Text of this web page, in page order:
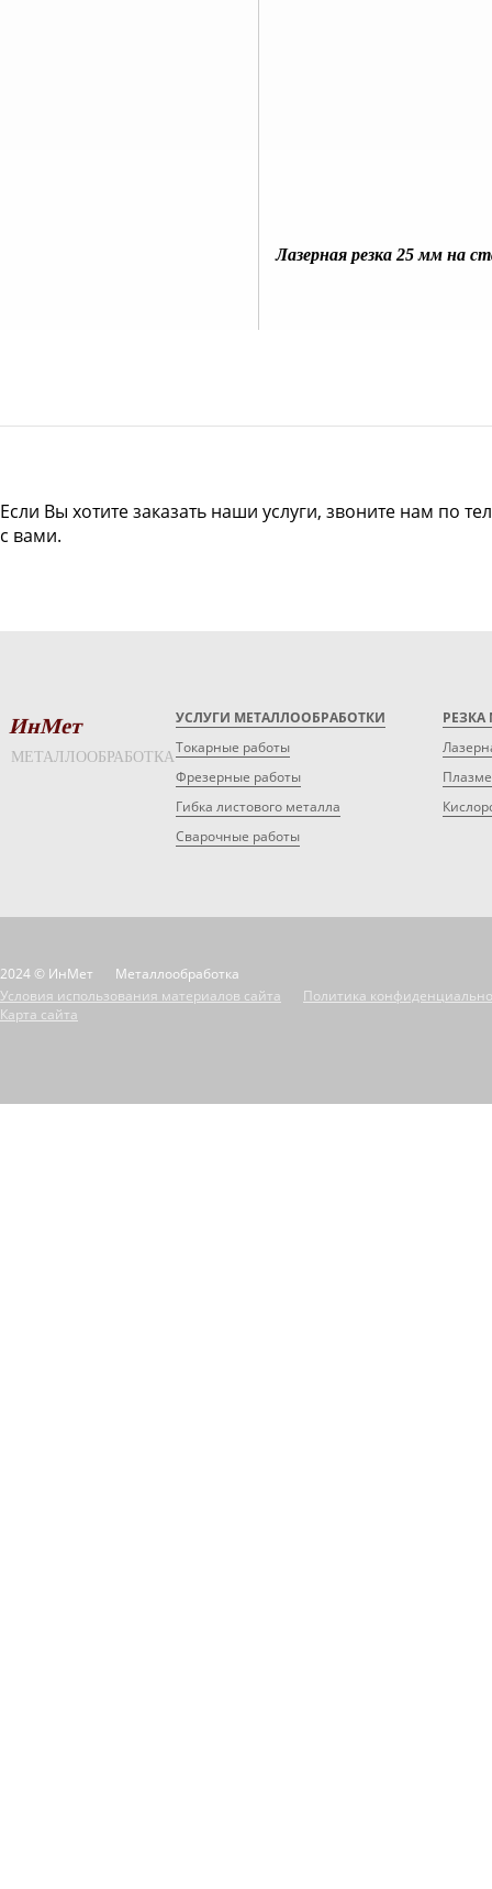
Лазерная резка 25 мм на
Если Вы хотите заказать наши услуги, звоните нам по
с вами.
ИнМет
МЕТАЛЛООБРАБОТКА
УСЛУГИ МЕТАЛЛООБРАБОТКИ
Токарные работы
Фрезерные работы
Гибка листового металла
Сварочные работы
РЕЗКА
2024 © ИнМет
Металлообработка
Условия использования материалов сайта
Политика
Карта сайта